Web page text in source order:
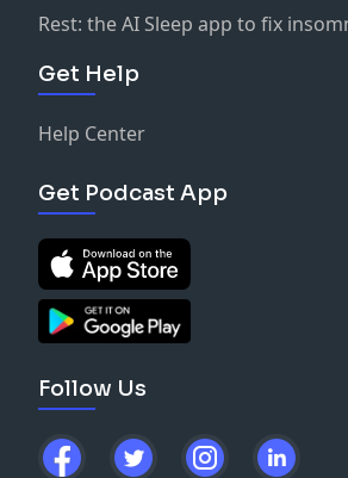
Rest: the AI Sleep app to fix
Get Help
Help Center
Get Podcast App
Follow Us